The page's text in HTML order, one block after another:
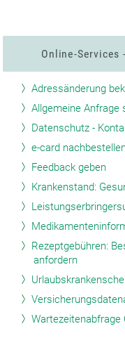
Online-Services
Adressänderung
Allgemeine Anfrage
Datenschutz -
e-card
Feedback geben
Krankenstand:
Rezeptgebühren:
anfordern
Wartezeitenabfrage